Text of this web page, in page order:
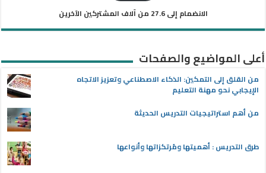
الانضمام إلى 27.6 من آلاف المشتركين الآخرين
أعلى المواضيع والصفحات
من القلق إلى التمكين: الذكاء الاصطناعي وتعزيز الاتجاه
الإيجابي نحو مهنة التعليم
من أهم استراتيجيات التدريس الحديثة
طرق التدريس : أهميتها ومُرتكزاتها وأنواعها